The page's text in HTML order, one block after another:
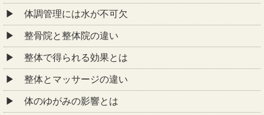
体調管理には水が不可欠
整骨院と整体院の違い
整体で得られる効果とは
整体とマッサージの違い
体のゆがみの影響とは